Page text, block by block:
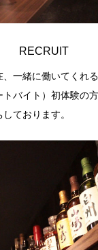
RECRUIT
一緒に働いてくれ
トバイト）初体験の
ております。